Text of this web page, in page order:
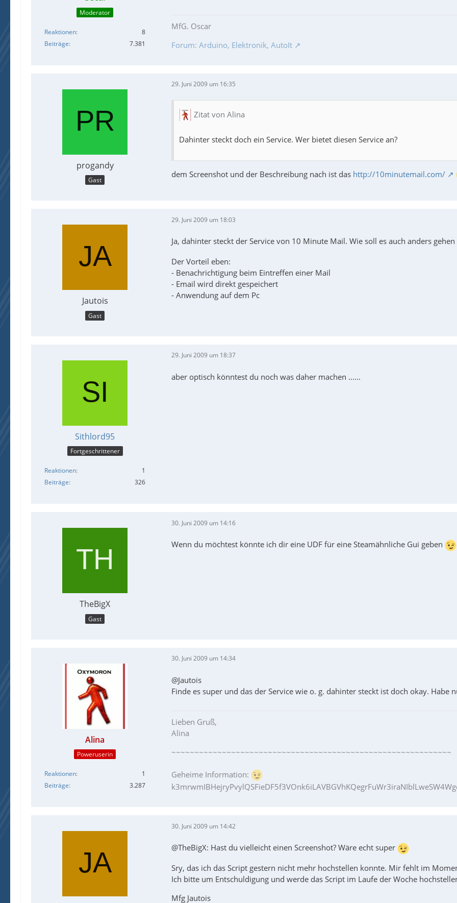
Moderator
Reaktionen
8
Beiträge
7.381
MfG. Oscar
Forum: Arduino, Elektronik, AutoIt
progandy
Gast
29. Juni 2009 um 16:35
Zitat von Alina
Dahinter steckt doch ein Service. Wer bietet diesen Service an?
dem Screenshot und der Beschreibung nach ist das http://10minutemail.com/
Jautois
Gast
29. Juni 2009 um 18:03
Ja, dahinter steckt der Service von 10 Minute Mail. Wie soll es auch anders gehen
Der Vorteil eben:
- Benachrichtigung beim Eintreffen einer Mail
- Email wird direkt gespeichert
- Anwendung auf dem Pc
Sithlord95
Fortgeschrittener
Reaktionen
1
Beiträge
326
29. Juni 2009 um 18:37
aber optisch könntest du noch was daher machen ......
TheBigX
Gast
30. Juni 2009 um 14:16
Wenn du möchtest könnte ich dir eine UDF für eine Steamähnliche Gui geben
Alina
Poweruserin
Reaktionen
1
Beiträge
3.287
30. Juni 2009 um 14:34
@Jautois
Finde es super und das der Service wie o. g. dahinter steckt ist doch okay. Habe
Lieben Gruß,
Alina
~~~~~~~~~~~~~~~~~~~~~~~~~~~~~~~~~~~~~~~~~~~~~~~~~~~~~~~~~~~~~
Geheime Information:
30. Juni 2009 um 14:42
@TheBigX: Hast du vielleicht einen Screenshot? Wäre echt super
Sry, das ich das Script gestern nicht mehr hochstellen konnte. Mir fehlt im
Ich bitte um Entschuldigung und werde das Script im Laufe der Woche
Mfg Jautois